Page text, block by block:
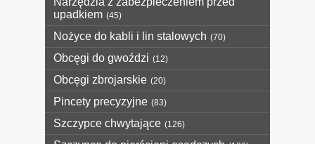
upadkiem (45)
Nożyce do kabli i lin stalowych (70)
Obcęgi do gwoździ (12)
Obcęgi zbrojarskie (20)
Pincety precyzyjne (83)
Szczypce chwytające (126)